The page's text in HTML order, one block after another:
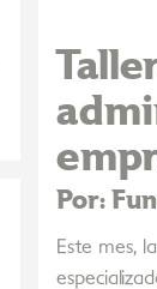
Por:
Este mes,